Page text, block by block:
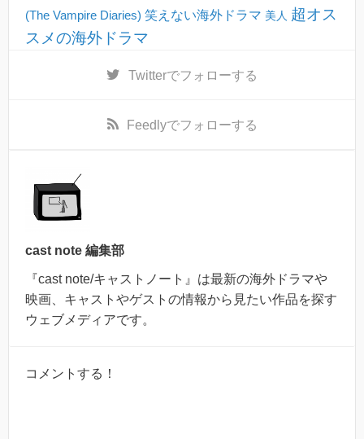
(The Vampire Diaries) 笑えない海外ドラマ 美人 超オス
スメの海外ドラマ
Twitterでフォローする
Feedlyでフォローする
cast note 編集部
『cast note/キャストノート』は最新の海外ドラマや
映画、キャストやゲストの情報から見たい作品を探す
ウェブメディアです。
コメントする！